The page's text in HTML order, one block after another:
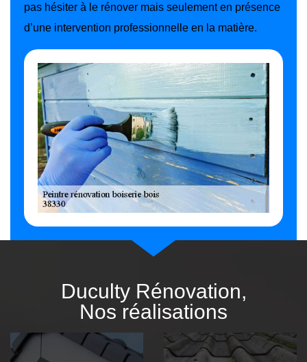
pas hésiter à le rénover mais seulement en présence
d’une intervention professionnelle en la matière.
Duculty Rénovation,
Nos réalisations